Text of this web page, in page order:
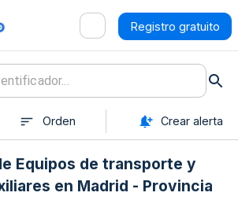
Registro gratuito
Orden Crear alerta
Equipos de transporte y
en Madrid - Provincia